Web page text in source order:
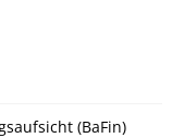
(BaFin)